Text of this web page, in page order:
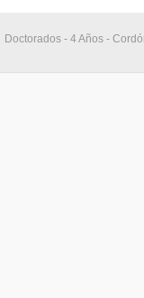
Doctorados - 4 Años -